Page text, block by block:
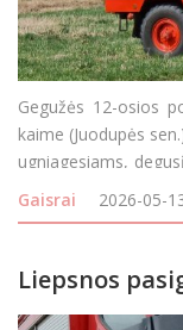
Gegužės 12-osios
kaime (Juodupės
ugniagesiams,
buvo užgesinę patys.
Gaisrai 2026-05-
Liepsnos